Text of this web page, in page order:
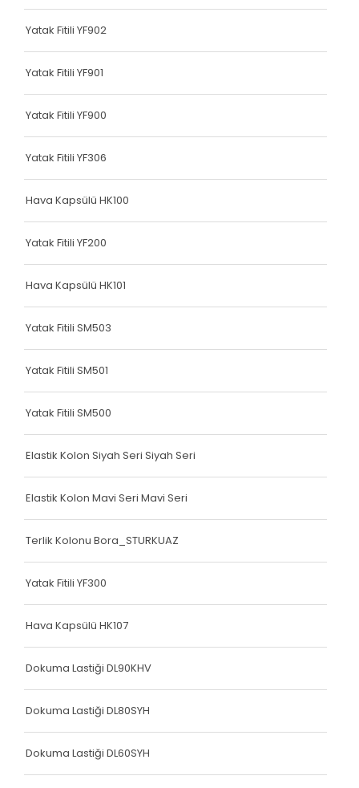
Terlik Kolonu
Terlik Kolonu
Terlik Kolonu
Terlik Kolonu
Terlik Kolonu
Terlik Kolonu
Terlik Kolonu
Terlik Kolonu
Terlik Kolonu
Terlik Kolonu
Terlik Kolonu
Terlik Kolonu
Terlik Kolonu
Spanzed Kolonu
Polis Yeleği
Yatak Fitili
Yatak Fitili
Yatak Fitili YF902
Yatak Fitili YF901
Yatak Fitili YF900
Yatak Fitili YF306
Hava Kapsülü HK100
Yatak Fitili YF200
Hava Kapsülü HK101
Yatak Fitili SM503
Yatak Fitili SM501
Yatak Fitili SM500
Elastik Kolon Siyah Seri Siyah Seri
Elastik Kolon Mavi Seri Mavi Seri
Terlik Kolonu Bora_STURKUAZ
Yatak Fitili YF300
Hava Kapsülü HK107
Dokuma Lastiği DL90KHV
Dokuma Lastiği DL80SYH
Dokuma Lastiği DL60SYH